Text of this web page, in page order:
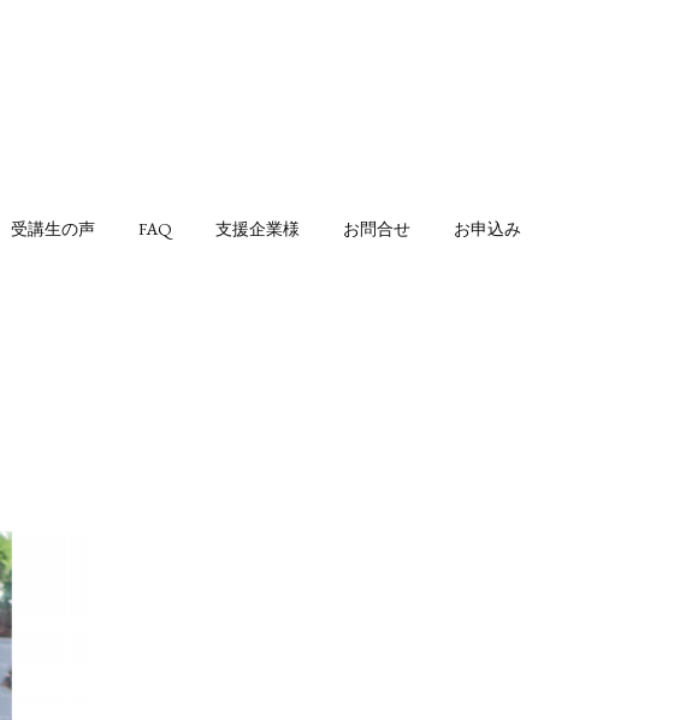
受講生の声 FAQ 支援企業様 お問合せ お申込み